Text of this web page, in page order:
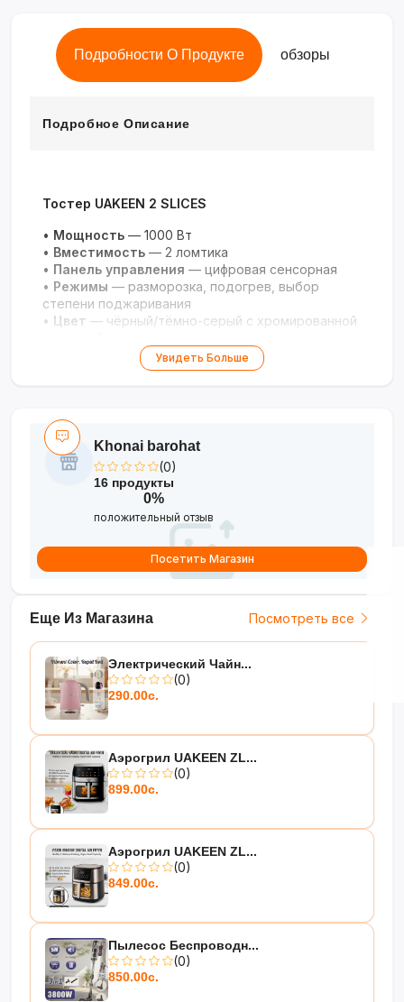
Подробности О Продукте обзоры
Подробное Описание
Тостер UAKEEΝ 2 SLICES
• Мощность — 1000 Вт
• Вместимость — 2 ломтика
• Панель управления — цифровая сенсорная
• Режимы — разморозка, подогрев, выбор
степени поджаривания
• Цвет — чёрный/тёмно-серый с хромированной
Увидеть Больше
Еще Из Магазина Посмотреть все
Электрический Чайн...
(0)
290.00с.
Аэрогрил UAKEEN ZL...
(0)
899.00с.
Аэрогрил UAKEEN ZL...
(0)
849.00с.
Пылесос Беспроводн...
(0)
850.00с.
Khonai barohat
(0)
16 продукты
0%
положительный отзыв
Посетить Магазин